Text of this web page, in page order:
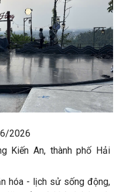
2026
Kiến An, thành phố Hải
hóa - lịch sử sống động,